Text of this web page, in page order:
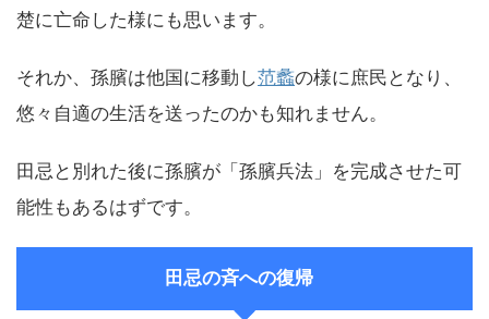
楚に亡命した様にも思います。
それか、孫臏は他国に移動し范蠡の様に庶民となり、
悠々自適の生活を送ったのかも知れません。
田忌と別れた後に孫臏が「孫臏兵法」を完成させた可
能性もあるはずです。
田忌の斉への復帰